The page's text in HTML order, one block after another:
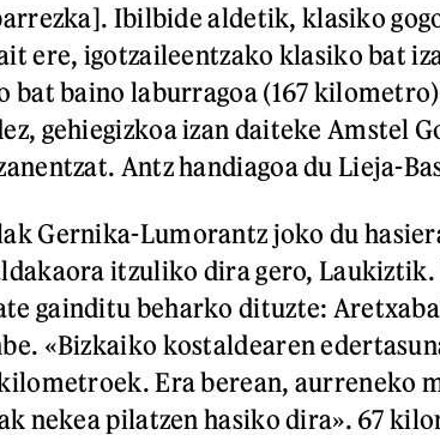
Ibilbide aldetik, klasiko
ere, igotzaileentzako klasiko bat
bat baino laburragoa (167
gehiegizkoa izan daiteke Amstel
Antz handiagoa du Lieja-
Gernika-Lumorantz joko du
itzuliko dira gero,
gainditu beharko dituzte:
«Bizkaiko kostaldearen
Era berean, aurreneko
nekea pilatzen hasiko dira». 67